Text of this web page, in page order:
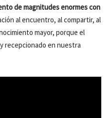
de magnitudes enormes con
al encuentro, al compartir, al
mayor, porque el
recepcionado en nuestra